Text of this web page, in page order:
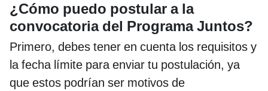
¿Cómo puedo postular a la
convocatoria del Programa Juntos?
Primero, debes tener en cuenta los requisitos y
la fecha límite para enviar tu postulación, ya
que estos podrían ser motivos de